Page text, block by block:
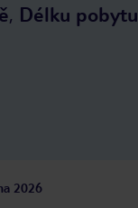
, Délku pobytu
2026